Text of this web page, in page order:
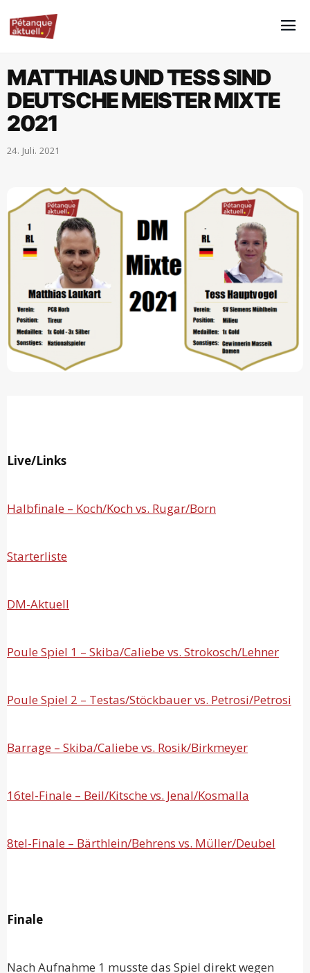
MATTHIAS UND TESS SIND
DEUTSCHE MEISTER MIXTE
2021
24. Juli. 2021
Live/Links
Halbfinale – Koch/Koch vs. Rugar/Born
Starterliste
DM-Aktuell
Poule Spiel 1 – Skiba/Caliebe vs. Strokosch/Lehner
Poule Spiel 2 – Testas/Stöckbauer vs. Petrosi/Petrosi
Barrage – Skiba/Caliebe vs. Rosik/Birkmeyer
16tel-Finale – Beil/Kitsche vs. Jenal/Kosmalla
8tel-Finale – Bärthlein/Behrens vs. Müller/Deubel
Finale
Nach Aufnahme 1 musste das Spiel direkt wegen